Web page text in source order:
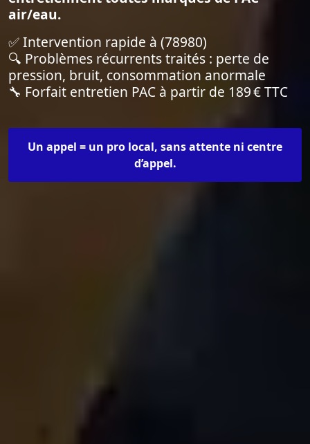
air/eau.
✅ Intervention rapide à (78980)
🔍 Problèmes récurrents traités : perte de
pression, bruit, consommation anormale
🔧 Forfait entretien PAC à partir de 189 € TTC
Un appel = un pro local, sans attente ni centre
d’appel.